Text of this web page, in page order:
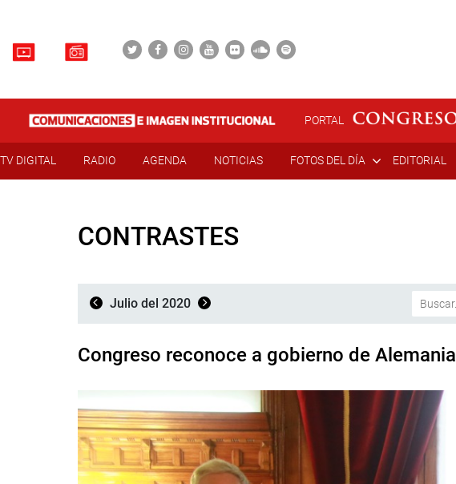
PORTAL
TV DIGITAL RADIO AGENDA NOTICIAS FOTOS DEL DÍA EDITORIAL
CONTRASTES
Julio del 2020
Congreso reconoce a gobierno de Alemania